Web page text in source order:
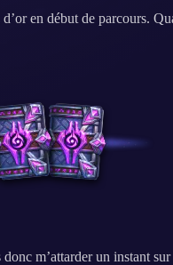
en début de parcours.
m’attarder un instant